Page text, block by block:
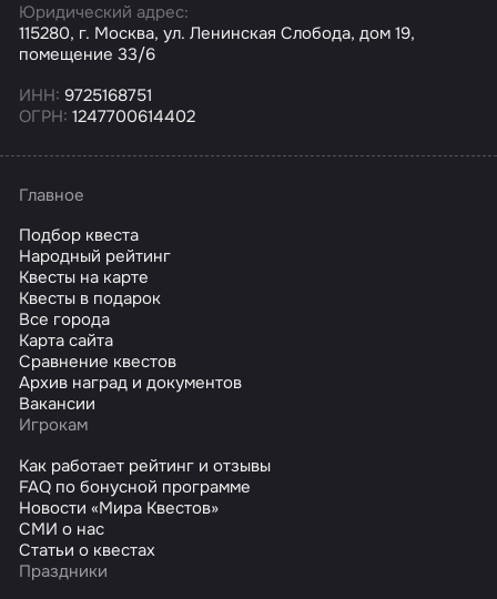
Юридический адрес:
115280, г. Москва, ул. Ленинская Слобода, дом 19,
помещение 33/6
ИНН: 9725168751
ОГРН: 1247700614402
Главное
Подбор квеста
Народный рейтинг
Квесты на карте
Квесты в подарок
Все города
Карта сайта
Сравнение квестов
Архив наград и документов
Вакансии
Игрокам
Как работает рейтинг и отзывы
FAQ по бонусной программе
Новости «Мира Квестов»
СМИ о нас
Статьи о квестах
Праздники